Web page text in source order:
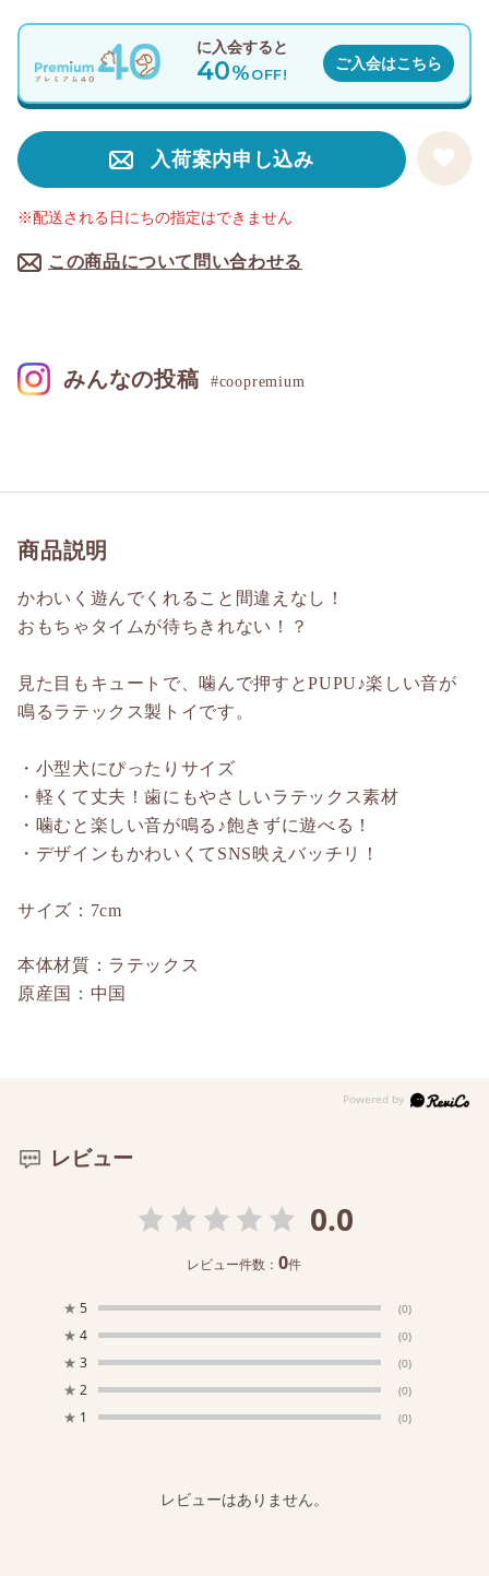
入荷案内申し込み
この商品について問い合わせる
※配送される日にちの指定はできません
に入会すると
40%OFF!
ご入会はこちら
商品説明
かわいく遊んでくれること間違えなし！
おもちゃタイムが待ちきれない！？
見た目もキュートで、噛んで押すとPUPU♪楽しい音が
鳴るラテックス製トイです。
・小型犬にぴったりサイズ
・軽くて丈夫！歯にもやさしいラテックス素材
・噛むと楽しい音が鳴る♪飽きずに遊べる！
・デザインもかわいくてSNS映えバッチリ！
サイズ：7cm
本体材質：ラテックス
原産国：中国
みんなの投稿 #coopremium
レビュー
0.0
レビュー件数：0件
★ 5 (0)
★ 4 (0)
★ 3 (0)
★ 2 (0)
★ 1 (0)
レビューはありません。